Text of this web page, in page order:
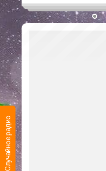
Случайное радио